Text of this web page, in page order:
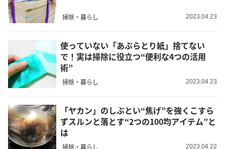
掃除・暮らし 2023.04.23
使っていない「あぶらとり紙」捨てない
で！実は掃除に役立つ“便利な4つの活用
術”
掃除・暮らし 2023.04.23
「ヤカン」のしぶとい“焦げ”を強くこすら
ずスルンと落とす“2つの100均アイテム”と
は
掃除・暮らし 2023.04.22